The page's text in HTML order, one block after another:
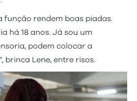
função rendem boas piadas.
há 18 anos. Já sou um
podem colocar a
brinca Lene, entre risos.